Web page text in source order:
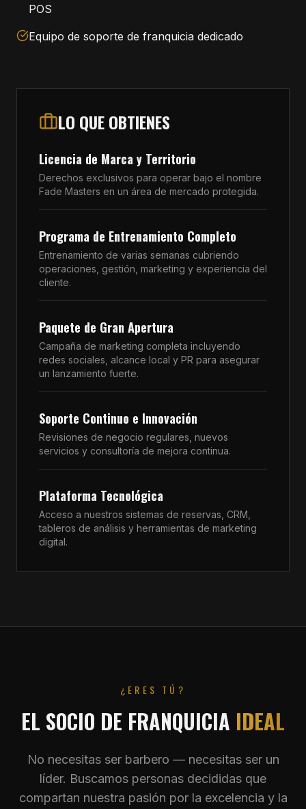
POS
Equipo de soporte de franquicia dedicado
LO QUE OBTIENES
Licencia de Marca y Territorio
Derechos exclusivos para operar bajo el nombre
Fade Masters en un área de mercado protegida.
Programa de Entrenamiento Completo
Entrenamiento de varias semanas cubriendo
operaciones, gestión, marketing y experiencia del
cliente.
Paquete de Gran Apertura
Campaña de marketing completa incluyendo
redes sociales, alcance local y PR para asegurar
un lanzamiento fuerte.
Soporte Continuo e Innovación
Revisiones de negocio regulares, nuevos
servicios y consultoría de mejora continua.
Plataforma Tecnológica
Acceso a nuestros sistemas de reservas, CRM,
tableros de análisis y herramientas de marketing
digital.
¿ERES TÚ?
EL SOCIO DE FRANQUICIA IDEAL
No necesitas ser barbero — necesitas ser un
líder. Buscamos personas decididas que
compartan nuestra pasión por la excelencia y la